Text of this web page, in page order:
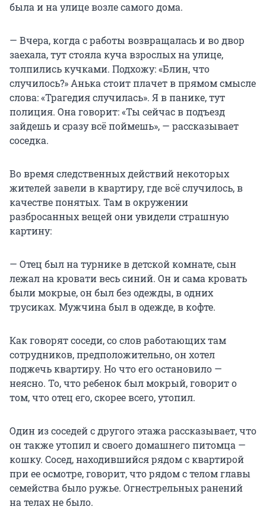
была и на улице возле самого дома.
— Вчера, когда с работы возвращалась и во двор
заехала, тут стояла куча взрослых на улице,
толпились кучками. Подхожу: «Блин, что
случилось?» Анька стоит плачет в прямом смысле
слова: «Трагедия случилась». Я в панике, тут
полиция. Она говорит: «Ты сейчас в подъезд
зайдешь и сразу всё поймешь», — рассказывает
соседка.
Во время следственных действий некоторых
жителей завели в квартиру, где всё случилось, в
качестве понятых. Там в окружении
разбросанных вещей они увидели страшную
картину:
— Отец был на турнике в детской комнате, сын
лежал на кровати весь синий. Он и сама кровать
были мокрые, он был без одежды, в одних
трусиках. Мужчина был в одежде, в кофте.
Как говорят соседи, со слов работающих там
сотрудников, предположительно, он хотел
поджечь квартиру. Но что его остановило —
неясно. То, что ребенок был мокрый, говорит о
том, что отец его, скорее всего, утопил.
Один из соседей с другого этажа рассказывает, что
он также утопил и своего домашнего питомца —
кошку. Сосед, находившийся рядом с квартирой
при ее осмотре, говорит, что рядом с телом главы
семейства было ружье. Огнестрельных ранений
на телах не было.